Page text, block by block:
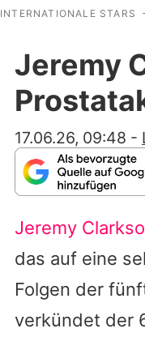
INTERNATIONALE STARS
Jeremy
17.06.26, 09:48 -
Jeremy
das auf eine
Folgen der
verkündet der